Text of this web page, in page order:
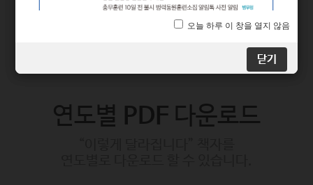
시기별정책
연도별 PDF 다운로드
닫기
닫기